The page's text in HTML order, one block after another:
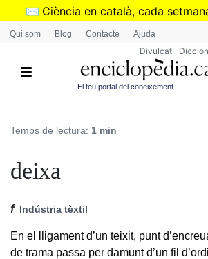
Vés
✉️ Ciència en català, cada
➜Subscriu-te al butlletí de
Qui som Blog Contacte Ajuda
Divulcat
El teu portal del coneixement
Temps de lectura: 1 min
deixa
f Indústria tèxtil
En el lligament d’un teixit, punt
de trama passa per damunt d’un fil